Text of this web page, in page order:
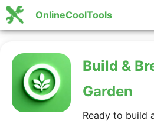
OnlineCoolTools
Build &
Garden
Ready to build